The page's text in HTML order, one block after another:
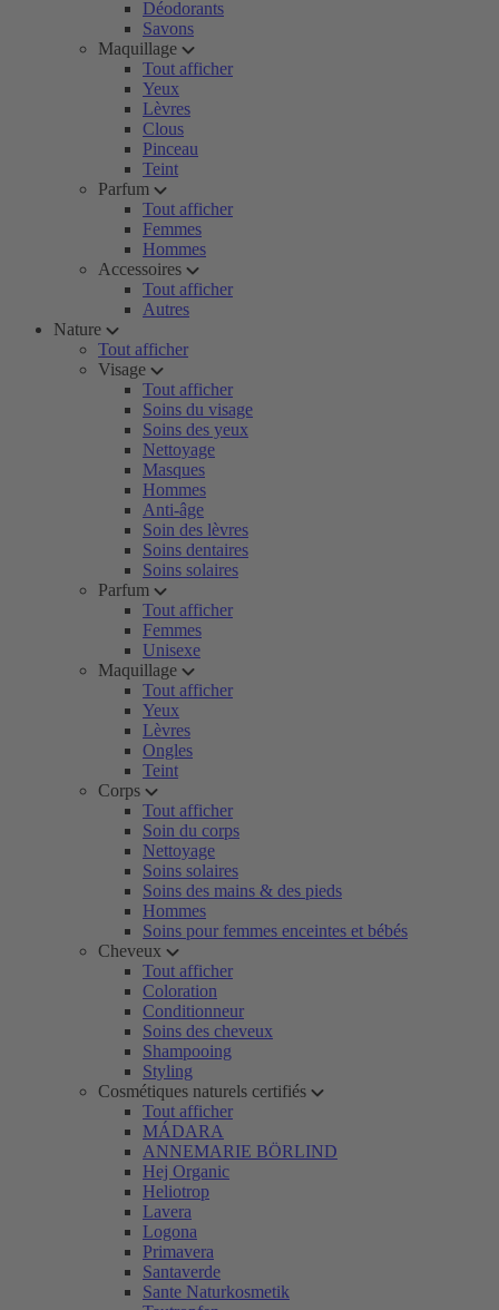
Déodorants
Savons
Maquillage
Tout afficher
Yeux
Lèvres
Clous
Pinceau
Teint
Parfum
Tout afficher
Femmes
Hommes
Accessoires
Tout afficher
Autres
Nature
Tout afficher
Visage
Tout afficher
Soins du visage
Soins des yeux
Nettoyage
Masques
Hommes
Anti-âge
Soin des lèvres
Soins dentaires
Soins solaires
Parfum
Tout afficher
Femmes
Unisexe
Maquillage
Tout afficher
Yeux
Lèvres
Ongles
Teint
Corps
Tout afficher
Soin du corps
Nettoyage
Soins solaires
Soins des mains & des pieds
Hommes
Soins pour femmes enceintes et bébés
Cheveux
Tout afficher
Coloration
Conditionneur
Soins des cheveux
Shampooing
Styling
Cosmétiques naturels certifiés
Tout afficher
MÁDARA
ANNEMARIE BÖRLIND
Hej Organic
Heliotrop
Lavera
Logona
Primavera
Santaverde
Sante Naturkosmetik